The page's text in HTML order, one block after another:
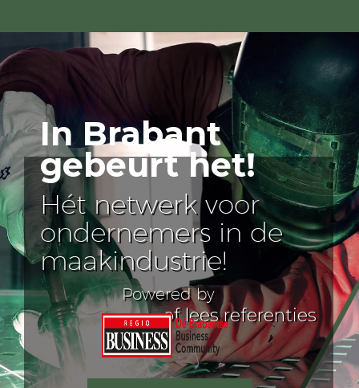
of lees referenties
Hét netwerk voor
ondernemers in de
maakindustrie!
In Brabant
gebeurt het!
Powered by